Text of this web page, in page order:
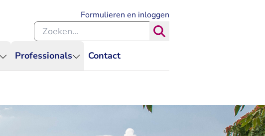
Professionals Contact
Formulieren en inloggen
Zoeken binnen de Rechtspraak